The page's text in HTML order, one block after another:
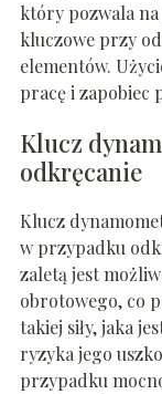
który pozwala na
kluczowe przy
elementów.
pracę i zapobiec
Klucz
odkręcanie
Klucz
w przypadku
zaletą jest
obrotowego, co
takiej siły, jaka
ryzyka jego
przypadku